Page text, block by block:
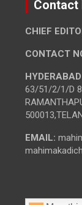
Contact
CHIEF
CONTACT
63/51/2/1/D
EMAIL: